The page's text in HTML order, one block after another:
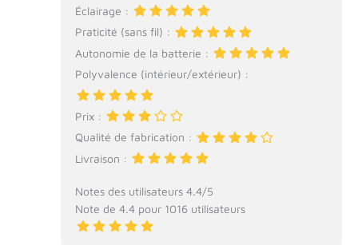
Éclairage :
Praticité (sans fil) :
Autonomie de la batterie :
Polyvalence (intérieur/extérieur) :
Prix :
Qualité de fabrication :
Livraison :
Notes des utilisateurs 4.4/5
Note de 4.4 pour 1016 utilisateurs